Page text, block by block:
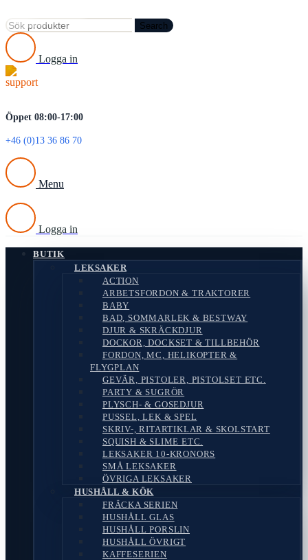
Search
Logga in
Öppet 08:00-17:00
+46 (0)13 36 86 70
Menu
Logga in
BUTIK
LEKSAKER
ACTION
ARBETSFORDON & TRAKTORER
BABY
BAD, SOMMARLEK & BESTWAY
DJUR & SKRÄCKDJUR
DOCKOR, DOCKSET & TILLBEHÖR
FORDON, MC, HELIKOPTER &
FLYGPLAN
GEVÄR, PISTOLER, PISTOLSET ETC.
PARTY & SUGRÖR
PLYSCH- & GOSEDJUR
PUSSEL, LEK & SPEL
SKRIV-, RITARTIKLAR & SKOLSTART
SQUISH & SLIME ETC.
LEKSAKER 10-KRONORS
SMÅ LEKSAKER
ÖVRIGA LEKSAKER
HUSHÅLL & KÖK
FRÄCKA SERIEN
HUSHÅLL GLAS
HUSHÅLL PORSLIN
HUSHÅLL ÖVRIGT
KAFFESERIEN